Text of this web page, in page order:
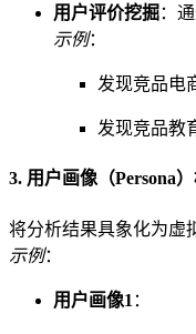
用户评价挖掘：
示例：
发现竞品电
发现竞品教
3. 用户画像（Persona
将分析结果具象化为虚
示例：
用户画像1 ：